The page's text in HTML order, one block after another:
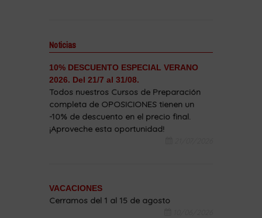
Noticias
10% DESCUENTO ESPECIAL VERANO
2026. Del 21/7 al 31/08.
Todos nuestros Cursos de Preparación
completa de OPOSICIONES tienen un
-10% de descuento en el precio final.
¡Aproveche esta oportunidad!
VACACIONES
Cerramos del 1 al 15 de agosto